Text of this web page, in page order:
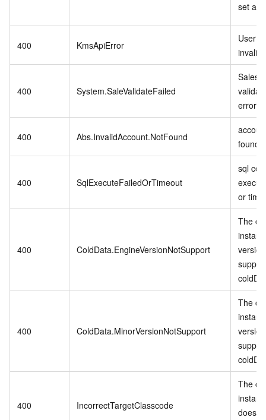
set as
400 KmsApiError
User
invalid.
400 System.SaleValidateFailed
Sales
error.
400 Abs.InvalidAccount.NotFound
found.
400 SqlExecuteFailedOrTimeout
sql
or
400 ColdData.EngineVersionNotSupport
The
support
400 ColdData.MinorVersionNotSupport
The
support
400 IncorrectTargetClasscode
The
does